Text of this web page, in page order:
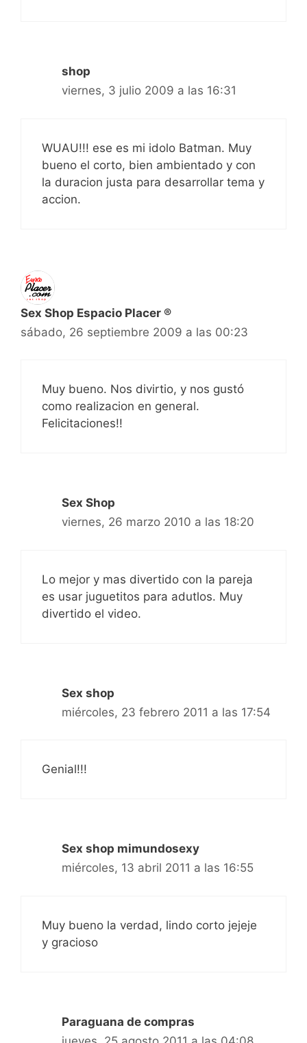
shop
viernes, 3 julio 2009 a las 16:31
WUAU!!! ese es mi idolo Batman. Muy
bueno el corto, bien ambientado y con
la duracion justa para desarrollar tema y
accion.
Sex Shop Espacio Placer ®
sábado, 26 septiembre 2009 a las 00:23
Muy bueno. Nos divirtio, y nos gustó
como realizacion en general.
Felicitaciones!!
Sex Shop
viernes, 26 marzo 2010 a las 18:20
Lo mejor y mas divertido con la pareja
es usar juguetitos para adutlos. Muy
divertido el video.
Sex shop
miércoles, 23 febrero 2011 a las 17:54
Genial!!!
Sex shop mimundosexy
miércoles, 13 abril 2011 a las 16:55
Muy bueno la verdad, lindo corto jejeje
y gracioso
Paraguana de compras